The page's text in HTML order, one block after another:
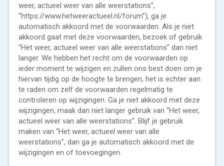
weer, actueel weer van alle weerstations”,
“https://www.hetweeractueel.nl/forum”), ga je
automatisch akkoord met de voorwaarden. Als je niet
akkoord gaat met deze voorwaarden, bezoek of gebruik
“Het weer, actueel weer van alle weerstations” dan niet
langer. We hebben het recht om de voorwaarden op
ieder moment te wijzigen en zullen ons best doen om je
hiervan tijdig op de hoogte te brengen, het is echter aan
te raden om zelf de voorwaarden regelmatig te
controleren op wijzigingen. Ga je niet akkoord met deze
wijzigingen, maak dan niet langer gebruik van “Het weer,
actueel weer van alle weerstations”. Blijf je gebruik
maken van “Het weer, actueel weer van alle
weerstations”, dan ga je automatisch akkoord met de
wijzigingen en of toevoegingen.